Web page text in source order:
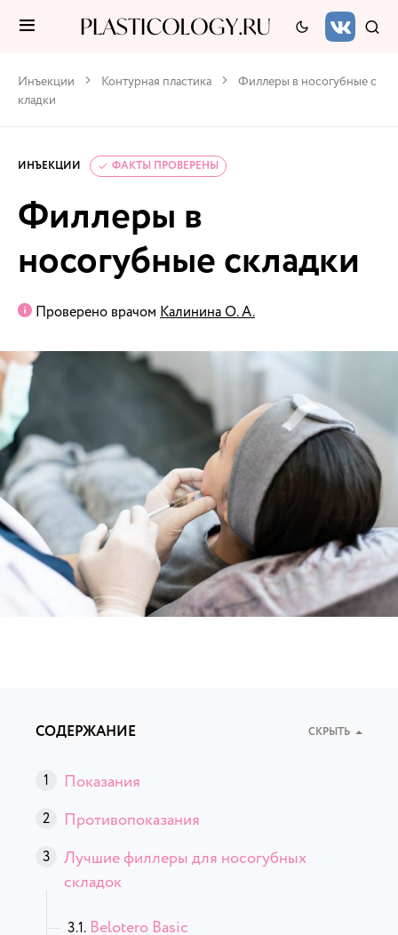
Инъекции Контурная пластика
Филлеры в носогубные с
кладки
ИНЪЕКЦИИ ФАКТЫ ПРОВЕРЕНЫ
Филлеры в
носогубные складки
Проверено врачом Калинина О. А.
СОДЕРЖАНИЕ СКРЫТЬ
Показания
Противопоказания
Лучшие филлеры для носогубных
складок
Belotero Basic